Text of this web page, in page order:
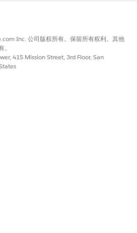
Inc. 公司版权所有。保留所有权利。其他
415 Mission Street, 3rd Floor, San